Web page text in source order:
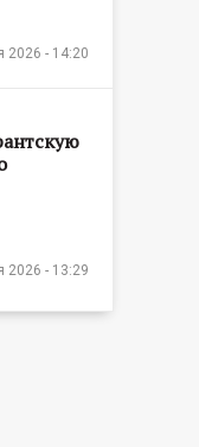
2026 - 14:20
2026 - 13:29